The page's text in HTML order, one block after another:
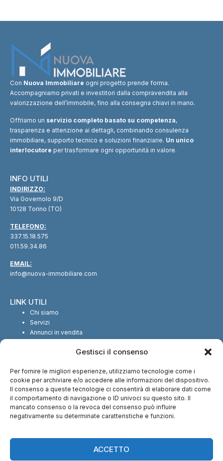
Gestisci il consenso
Per fornire le migliori esperienze, utilizziamo tecnologie come i
cookie per archiviare e/o accedere alle informazioni del dispositivo.
Il consenso a queste tecnologie ci consentirà di elaborare dati come
il comportamento di navigazione o ID univoci su questo sito. Il
mancato consenso o la revoca del consenso può influire
negativamente su determinate caratteristiche e funzioni.
ACCETTO
Con Nuova Immobiliare ogni progetto prende forma.
Accompagniamo privati e investitori dalla compravendita alla
valorizzazione dell’immobile, fino alla consegna chiavi in mano.
Offriamo un servizio completo basato su competenza,
trasparenza e attenzione ai dettagli, combinando consulenza
immobiliare, supporto tecnico e soluzioni finanziarie. Un unico
interlocutore per trasformare ogni opportunità in valore.
INFO UTILI
INDIRIZZO:
Via Governolo 9/D
10128 Torino (TO)
TELEFONO:
337.15.18.575
011.59.34.86
EMAIL:
info@nuova-immobiliare.com
LINK UTILI
Chi siamo
Servizi
Annunci in vendita
SEGUICI SUI SOCIAL
CI TROVI ANCHE SU: